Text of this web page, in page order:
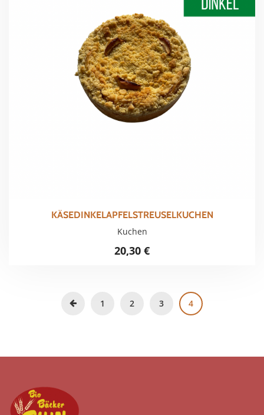
KÄSEDINKELAPFELSTREUSELKUCHEN
Kuchen
20,30 €
1 2 3 4